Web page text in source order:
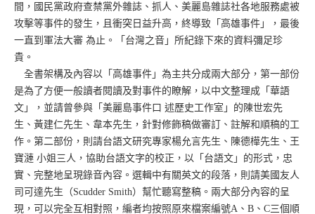
間，國民黨政府查禁黨外雜誌、抓人、美麗島雜誌社各地服務處被
攻擊等事件的發生，且衝突日益升高，終導致「高雄事件」，最後
一直到軍法大審 為止。「台灣之音」所紀錄下來的資料彌足珍
貴。
全書架構及內容以「高雄事件」為主共分成兩大部分，第一部份
是為了方便一般讀者閱讀及對事件的瞭解，以中文整理成「華語
文」，並請曾參與「美麗島事件口 述歷史工作室」的陳世宏先
生、黃建仁先生、韋本先生，針對修飾稿做審訂、註解和順稿的工
作。第二部份，則請台語文研究專家楊允言先生、陳德樺先生、王
寶漣 小姐三人，協助台語文字的校正，以「台語文」的形式，忠
實、完整地呈現錄音內容。選輯中有關英文的段落，則請美國友人
司可達先生（Scudder Smith）幫忙聽寫整稿。兩大部分內容的呈
現，可以完全互相對照，編者均按照原來檔案編號A、B、C三個順